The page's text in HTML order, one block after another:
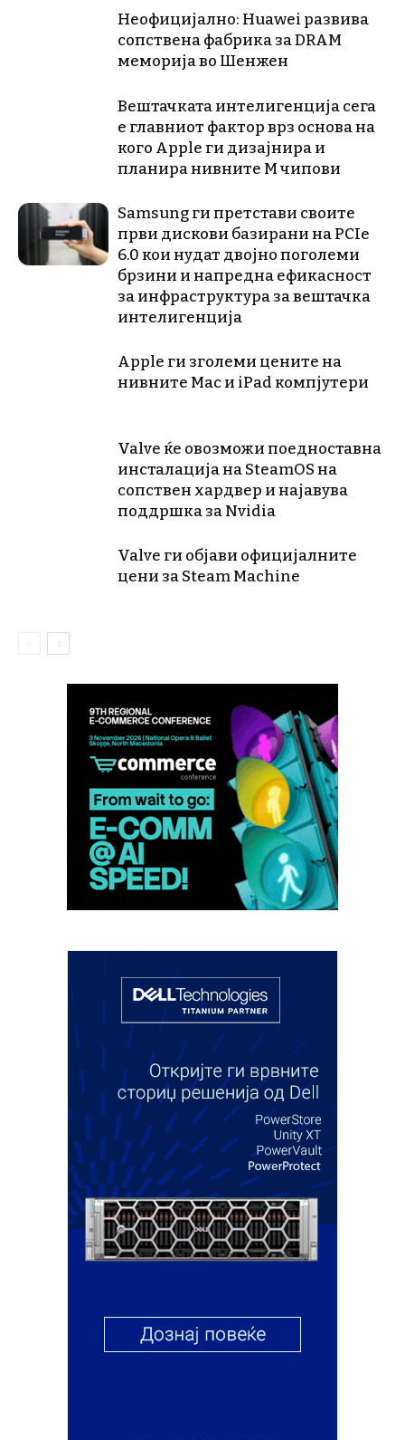
Неофицијално: Huawei развива
сопствена фабрика за DRAM
меморија во Шенжен
Вештачката интелигенција сега
е главниот фактор врз основа на
кого Apple ги дизајнира и
планира нивните М чипови
Samsung ги претстави своите
први дискови базирани на PCIe
6.0 кои нудат двојно поголеми
брзини и напредна ефикасност
за инфраструктура за вештачка
интелигенција
Apple ги зголеми цените на
нивните Mac и iPad компјутери
Valve ќе овозможи поедноставна
инсталација на SteamOS на
сопствен хардвер и најавува
поддршка за Nvidia
Valve ги објави официјалните
цени за Steam Machine